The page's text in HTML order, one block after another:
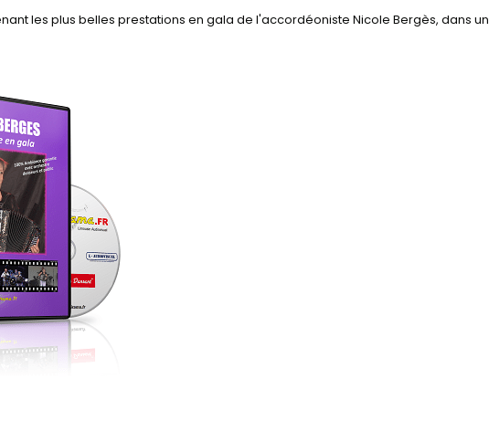
les plus belles prestations en gala de l'accordéoniste Nicole Bergès, dans un